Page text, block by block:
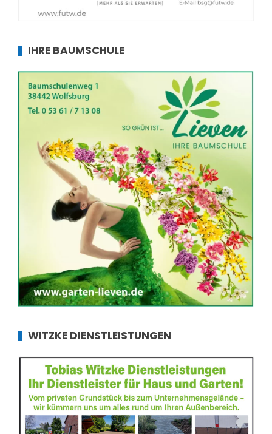
IHRE BAUMSCHULE
WITZKE DIENSTLEISTUNGEN